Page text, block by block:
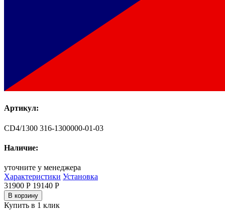
Артикул:
CD4/1300 316-1300000-01-03
Наличие:
уточните у менеджера
Характеристики Установка
31900 Р 19140 Р
В корзину
Купить в 1 клик